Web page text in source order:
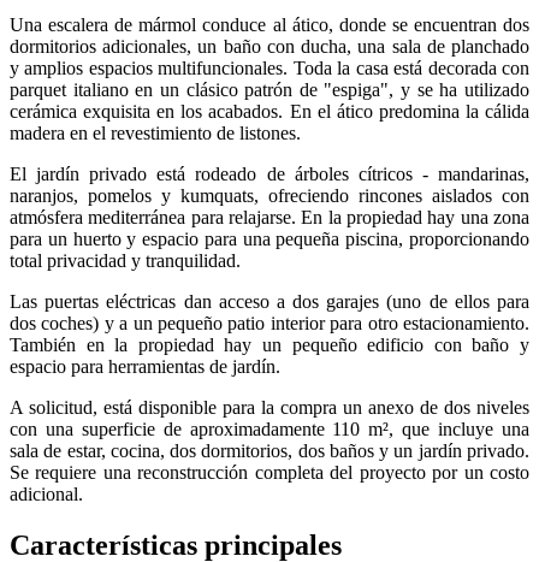
Una escalera de mármol conduce al ático, donde se encuentran dos
dormitorios adicionales, un baño con ducha, una sala de planchado
y amplios espacios multifuncionales. Toda la casa está decorada con
parquet italiano en un clásico patrón de "espiga", y se ha utilizado
cerámica exquisita en los acabados. En el ático predomina la cálida
madera en el revestimiento de listones.
El jardín privado está rodeado de árboles cítricos - mandarinas,
naranjos, pomelos y kumquats, ofreciendo rincones aislados con
atmósfera mediterránea para relajarse. En la propiedad hay una zona
para un huerto y espacio para una pequeña piscina, proporcionando
total privacidad y tranquilidad.
Las puertas eléctricas dan acceso a dos garajes (uno de ellos para
dos coches) y a un pequeño patio interior para otro estacionamiento.
También en la propiedad hay un pequeño edificio con baño y
espacio para herramientas de jardín.
A solicitud, está disponible para la compra un anexo de dos niveles
con una superficie de aproximadamente 110 m², que incluye una
sala de estar, cocina, dos dormitorios, dos baños y un jardín privado.
Se requiere una reconstrucción completa del proyecto por un costo
adicional.
Características principales